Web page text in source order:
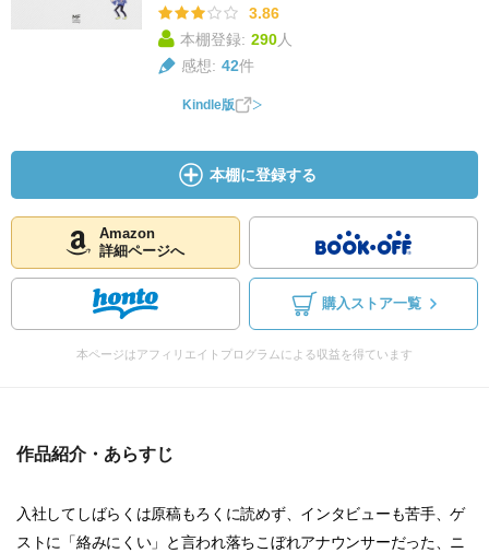
3.86
本棚登録: 290人
感想: 42件
Kindle版
本棚に登録する
Amazon
詳細ページへ
購入ストア一覧
本ページはアフィリエイトプログラムによる収益を得ています
作品紹介・あらすじ
入社してしばらくは原稿もろくに読めず、インタビューも苦手、ゲ
ストに「絡みにくい」と言われ落ちこぼれアナウンサーだった、ニ